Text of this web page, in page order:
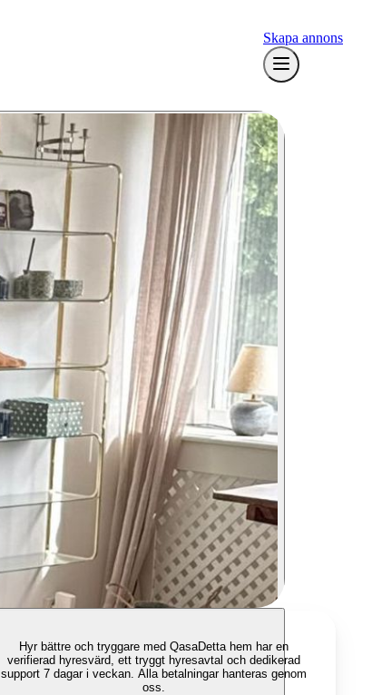
Skapa annons
Hyr bättre och tryggare med QasaDetta hem har en
verifierad hyresvärd, ett tryggt hyresavtal och dedikerad
support 7 dagar i veckan. Alla betalningar hanteras genom
oss.